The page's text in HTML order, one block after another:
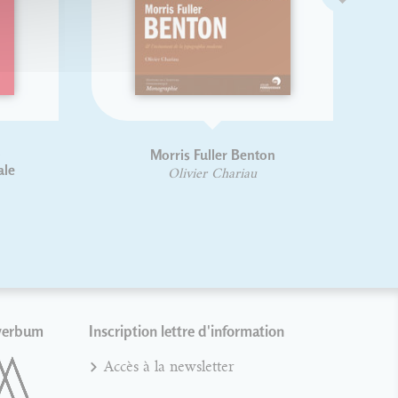
Morris Fuller Benton
Olivier Chariau
Inscription lettre d'information
Accès à la newsletter